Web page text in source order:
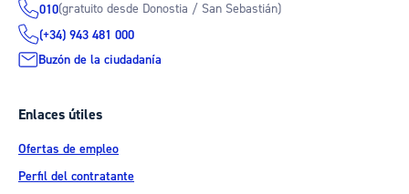
010(gratuito desde Donostia / San Sebastián)
(+34) 943 481 000
Buzón de la ciudadanía
Enlaces útiles
Ofertas de empleo
Perfil del contratante